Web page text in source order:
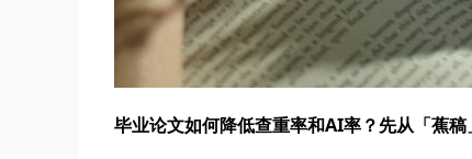
毕业论文如何降低查重率和AI率？先从「蕉稿